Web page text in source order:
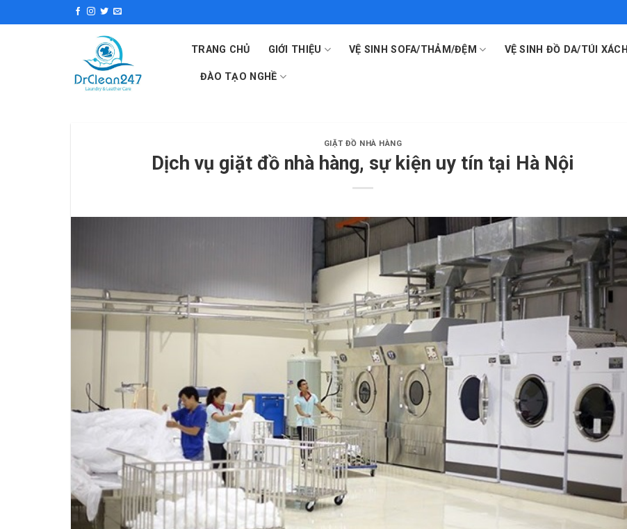
to
TRANG CHỦ GIỚI THIỆU VỆ SINH SOFA/THẢM/ĐỆM VỆ SINH ĐỒ DA/TÚI XÁCH
ĐÀO TẠO NGHỀ
GIẶT ĐỒ NHÀ HÀNG
Dịch vụ giặt đồ nhà hàng, sự kiện uy tín tại Hà Nội